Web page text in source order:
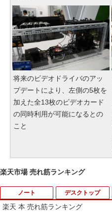
将来のビデオドライバのアッ
プデートにより、左側の5枚を
加えた全13枚のビデオカード
の同時利用が可能になるとの
こと
楽天市場 売れ筋ランキング
ノート デスクトップ
楽天 本 売れ筋ランキング